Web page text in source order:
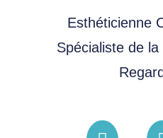
Esthéticienne
Spécialiste de
Regard